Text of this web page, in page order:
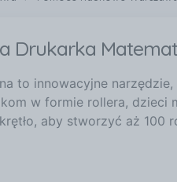
Drukarka
to innowacyjne
w formie rollera,
aby stworzyć aż 100